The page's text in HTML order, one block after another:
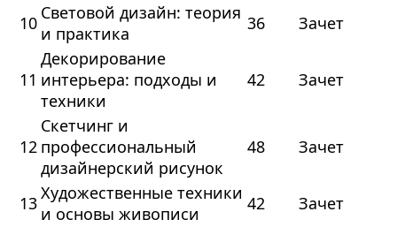
10 Световой дизайн: теория
и практика
36 Зачет
11
Декорирование
интерьера: подходы и
техники
42 Зачет
12
Скетчинг и
профессиональный
дизайнерский рисунок
48 Зачет
13Художественные техники
и основы живописи
42 Зачет